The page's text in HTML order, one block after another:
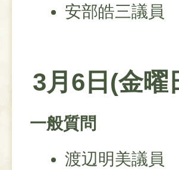
安部皓三議員
3月6日(金曜
一般質問
渡辺明美議員